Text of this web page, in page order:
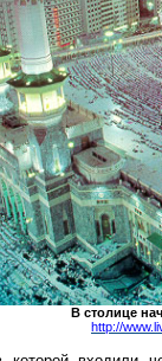
В столице
http://